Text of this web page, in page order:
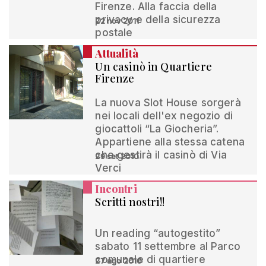
Firenze. Alla faccia della
privacy e della sicurezza
postale
22 nov 2011
Attualità
Un casinò in Quartiere
Firenze
La nuova Slot House sorgerà
nei locali dell'ex negozio di
giocattoli “La Giocheria”.
Appartiene alla stessa catena
che gestirà il casinò di Via
Verci
29 set 2010
Incontri
Scritti nostri!!
Un reading “autogestito”
sabato 11 settembre al Parco
comunale di quartiere
27 ago 2010